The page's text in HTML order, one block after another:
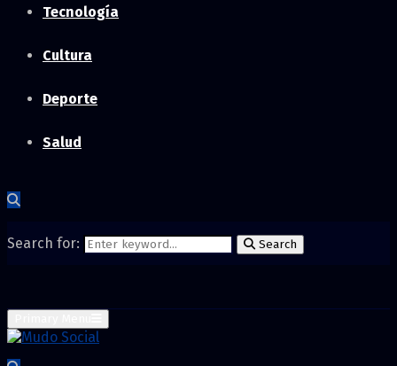
Tecnología
Cultura
Deporte
Salud
Search for: Search